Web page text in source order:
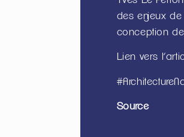
des enjeux
conception
Lien vers
Source